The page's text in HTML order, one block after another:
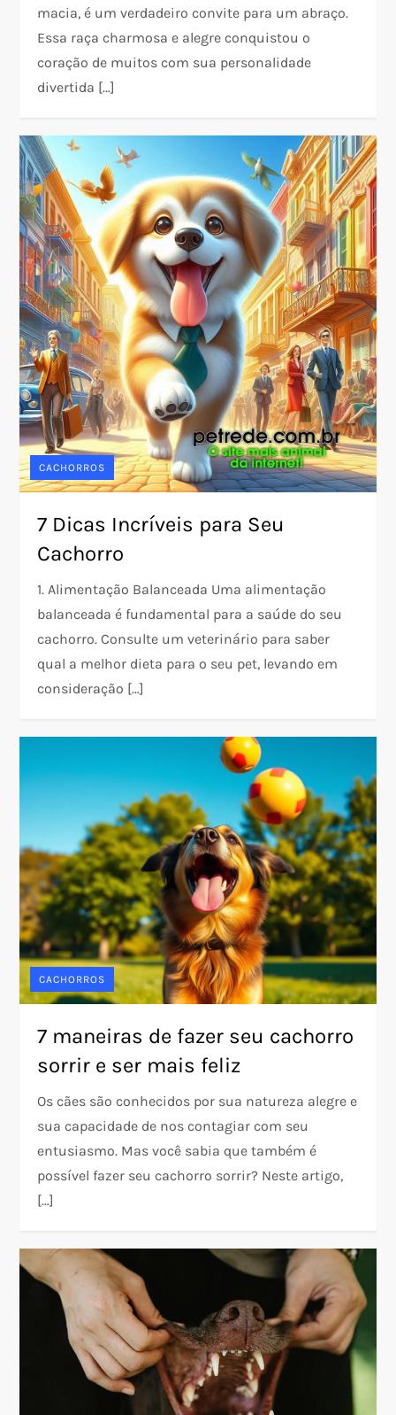
macia, é um verdadeiro convite para um abraço.
Essa raça charmosa e alegre conquistou o
coração de muitos com sua personalidade
divertida […]
CACHORROS
7 Dicas Incríveis para Seu
Cachorro
1. Alimentação Balanceada Uma alimentação
balanceada é fundamental para a saúde do seu
cachorro. Consulte um veterinário para saber
qual a melhor dieta para o seu pet, levando em
consideração […]
CACHORROS
7 maneiras de fazer seu cachorro
sorrir e ser mais feliz
Os cães são conhecidos por sua natureza alegre e
sua capacidade de nos contagiar com seu
entusiasmo. Mas você sabia que também é
possível fazer seu cachorro sorrir? Neste artigo,
[…]